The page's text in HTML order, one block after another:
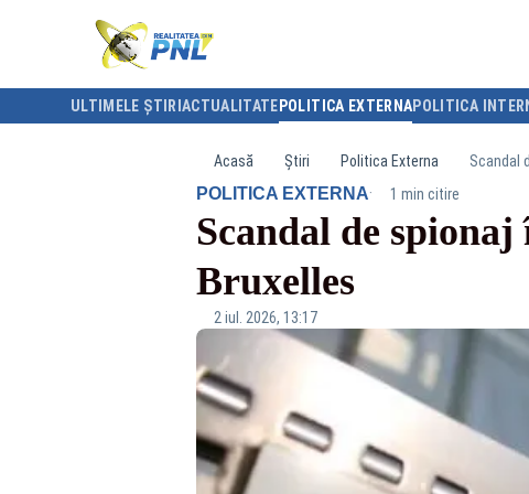
ULTIMELE ȘTIRI ACTUALITATE POLITICA EXTERNAPOLITICA
Acasă Știri Politica Externa Scandal
POLITICA EXTERNA· 1 min citire
Scandal de
Bruxelles
2 iul. 2026, 13:17